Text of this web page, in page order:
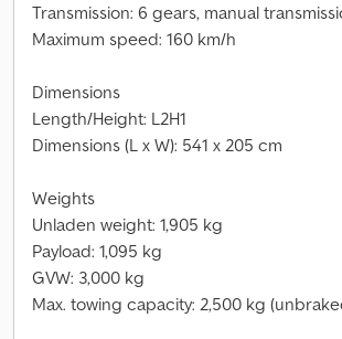
Transmission: 6 gears, manual
Maximum speed: 160 km/h
Dimensions
Length/Height: L2H1
Dimensions (L x W): 541 x 205 cm
Weights
Unladen weight: 1,905 kg
Payload: 1,095 kg
GVW: 3,000 kg
Max. towing capacity: 2,500 kg